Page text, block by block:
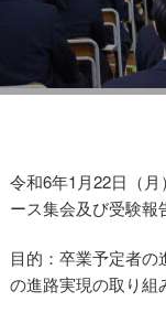
令和6年1月22日（
ース集会及び受験報
目的：卒業予定者
の進路実現の取り組